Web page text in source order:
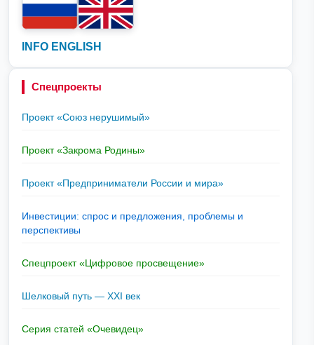
INFO ENGLISH
Спецпроекты
Проект «Союз нерушимый»
Проект «Закрома Родины»
Проект «Предприниматели России и мира»
Инвестиции: спрос и предложения, проблемы и
перспективы
Спецпроект «Цифровое просвещение»
Шелковый путь — XXI век
Серия статей «Очевидец»